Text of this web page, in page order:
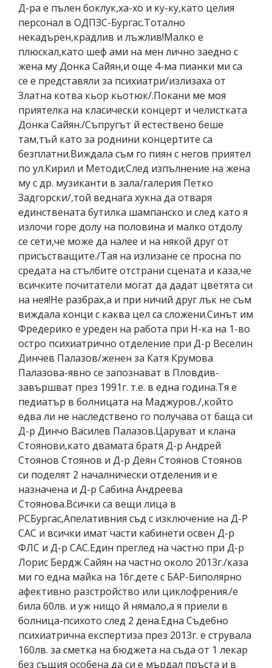
Д-ра е пълен боклук,ха-хо и ку-ку,като целия
персонал в ОДПЗС-Бургас.Тотално
некадърен,крадлив и лъжлив!Малко е
плюскал,като шеф ами на мен лично заедно с
жена му Донка Сайян,и още 4-ма пианки ми са
се е представяли за психиатри/излизаха от
Златна котва кьор кьотюк/.Покани ме моя
приятелка на класически концерт и челистката
Донка Сайян./Съпругът й естествено беше
там,тъй като за роднини концертите са
безплатни.Виждала съм го пиян с негов приятел
по ул.Кирил и Методи;След изпълнение на жена
му с др. музиканти в зала/галерия Петко
Задгорски/,той веднага хукна да отваря
единствената бутилка шампанско и след като я
излочи горе долу на половина и малко отдолу
се сети,че може да налее и на някой друг от
присъстващите./Тая на излизане се просна по
средата на стълбите отстрани сцената и каза,че
всичките почитатели могат да дадат цветята си
на нея!Не разбрах,а и при ничий друг лък не съм
виждала конци с каква цел са сложени.Синът им
Фредерико е уреден на работа при Н-ка на 1-во
остро психиатрично отделение при Д-р Веселин
Динчев Палазов/женен за Катя Крумова
Палазова-явно се запознават в Пловдив-
завършват през 1991г. т.е. в една година.Тя е
педиатър в болницата на Маджуров./,който
едва ли не наследствено го получава от баща си
Д-р Динчо Василев Палазов.Царуват и клана
Стоянови,като двамата братя Д-р Андрей
Стоянов Стоянов и Д-р Деян Стоянов Стоянов
си поделят 2 началнически отделения и е
назначена и Д-р Сабина Андреева
Стоянова.Всички са вещи лица в
РСБургас,Апелативния съд с изключение на Д-Р
САС и всички имат части кабинети освен Д-р
ФЛС и Д-р САС.Един преглед на частно при Д-р
Лорис Бердж Сайян на частно около 2013г./каза
ми го една майка на 16г.дете с БАР-Биполярно
афективно разстройство или циклофрения./е
била 60лв. и уж нищо й нямало,а я приели в
болница-психото след 2 дена.Една Съдебно
психиатрична експертиза през 2013г. е струвала
160лв. за сметка на бюджета на съда от 1 лекар
без същия особена да си е мърдал пръста и в